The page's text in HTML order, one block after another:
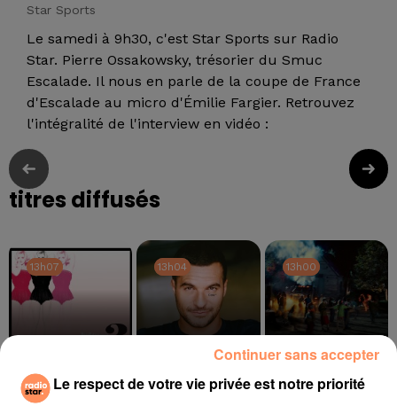
Star Sports
Le samedi à 9h30, c'est Star Sports sur Radio
Star. Pierre Ossakowsky, trésorier du Smuc
Escalade. Il nous en parle de la coupe de France
d'Escalade au micro d'Émilie Fargier. Retrouvez
l'intégralité de l'interview en vidéo :
titres diffusés
13h07
13h07
BRITNEY SPEARS
Baby One More
13h04
13h04
AMIR
A L'imparfaite
13h00
13h00
TAME IMPALA, JENNIE
Dracula
Le respect de votre vie privée est notre priorité
Continuer sans accepter